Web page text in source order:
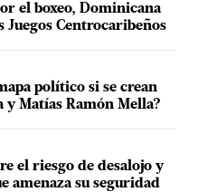
el boxeo, Dominicana
Juegos Centrocaribeños
político si se crean
y Matías Ramón Mella?
el riesgo de desalojo y
amenaza su seguridad